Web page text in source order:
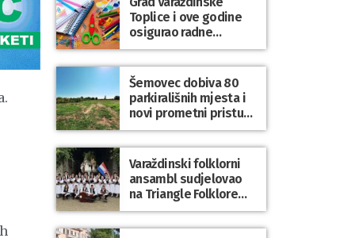
Bartolovečki
Toplice i ove godine
osigurao radne
bilježnice i dodatni
obrazovni materijal za
sve osnovnoškolce
Šemovec dobiva 80
parkirališnih mjesta i
novi prometni pristup
groblju
Varaždinski folklorni
ansambl sudjelovao
na Triangle Folklore
Festivalu u Danskoj